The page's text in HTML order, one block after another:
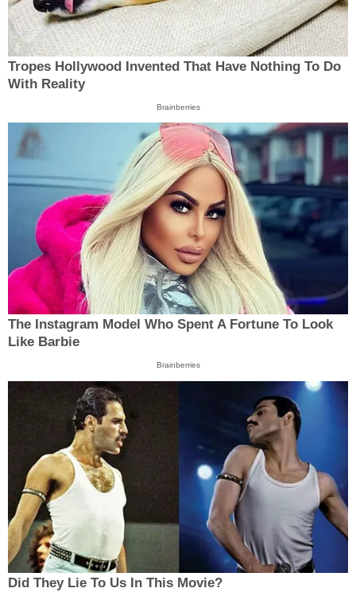
Tropes Hollywood Invented That Have Nothing To Do
With Reality
Brainberries
The Instagram Model Who Spent A Fortune To Look
Like Barbie
Brainberries
Did They Lie To Us In This Movie?